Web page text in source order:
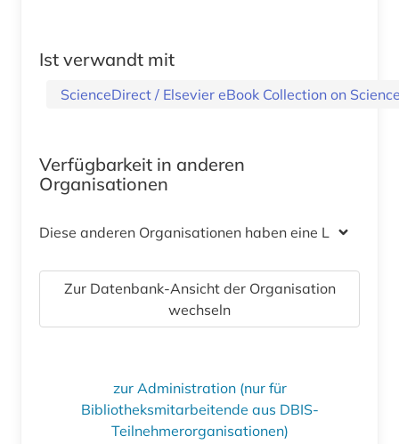
Ist verwandt mit
ScienceDirect / Elsevier eBook Collection on
Verfügbarkeit in anderen
Organisationen
Diese anderen Organisationen haben eine Lizenz
Zur Datenbank-Ansicht der Organisation
wechseln
zur Administration (nur für
Bibliotheksmitarbeitende aus DBIS-
Teilnehmerorganisationen)